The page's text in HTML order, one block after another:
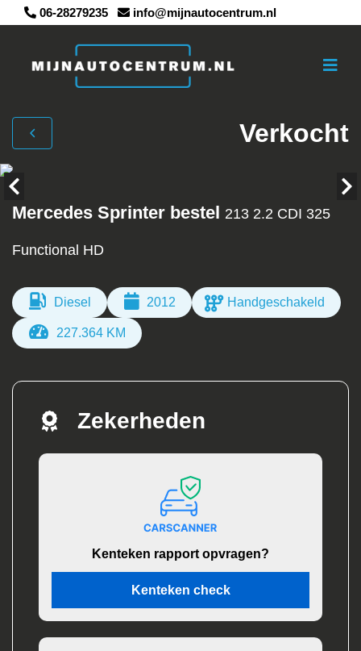
06-28279235 info@mijnautocentrum.nl
Verkocht
Mercedes Sprinter bestel 213 2.2 CDI 325
Functional HD
Diesel 2012 Handgeschakeld
227.364 KM
Zekerheden
Kenteken rapport opvragen?
Kenteken check